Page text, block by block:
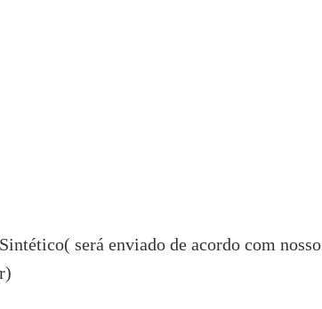
será enviado de acordo com